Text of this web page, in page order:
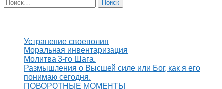
Устранение своеволия
Моральная инвентаризация
Молитва 3-го Шага.
Размышления о Высшей силе или Бог, как я его
понимаю сегодня.
ПОВОРОТНЫЕ МОМЕНТЫ